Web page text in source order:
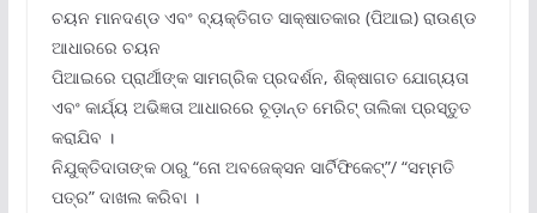
ଚୟନ ମାନଦଣ୍ଡ ଏବଂ ବ୍ୟକ୍ତିଗତ ସାକ୍ଷାତକାର (ପିଆଇ) ରାଉଣ୍ଡ
ଆଧାରରେ ଚୟନ
ପିଆଇରେ ପ୍ରାର୍ଥୀଙ୍କ ସାମଗ୍ରିକ ପ୍ରଦର୍ଶନ, ଶିକ୍ଷାଗତ ଯୋଗ୍ୟତା
ଏବଂ କାର୍ଯ୍ୟ ଅଭିଜ୍ଞତା ଆଧାରରେ ଚୂଡ଼ାନ୍ତ ମେରିଟ୍ ତାଲିକା ପ୍ରସ୍ତୁତ
କରାଯିବ ।
ନିଯୁକ୍ତିଦାତାଙ୍କ ଠାରୁ “ନୋ ଅବଜେକ୍ସନ ସାର୍ଟିଫିକେଟ୍‌”/ “ସମ୍ମତି
ପତ୍ର” ଦାଖଲ କରିବା ।